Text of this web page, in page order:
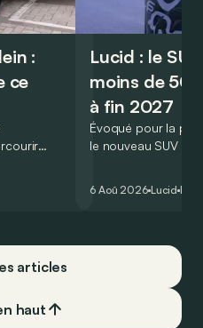
:
ce
de
Lucid : le
moins de
à fin 2027
Évoqué pour la
le nouveau SUV
l’année 2026.
6 Aoû 2026 Lucid
articles
haut